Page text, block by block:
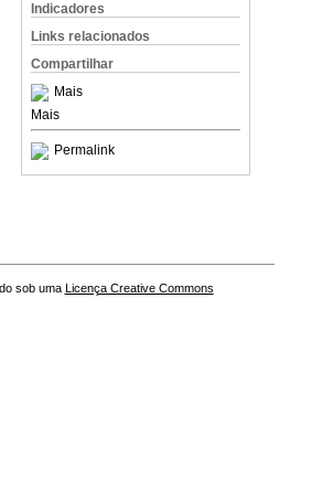
Indicadores
Links relacionados
Compartilhar
Mais
Mais
Permalink
sob uma Licença Creative Commons